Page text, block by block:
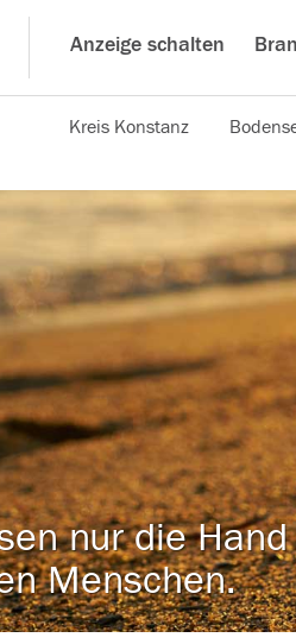
Anzeige schalten
Kreis Konstanz
nur die
Menschen.